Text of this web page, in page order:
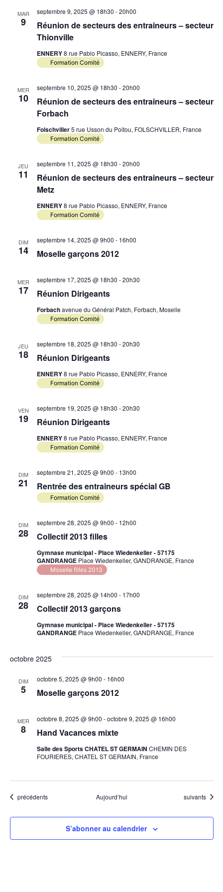
MAR
9
Réunion de secteurs des entraineurs – secteur
Thionville
septembre 9, 2025 @ 18h30 -20h00
ENNERY8 rue Pablo Picasso, ENNERY, France
Formation Comité
MER
10
Réunion de secteurs des entraineurs – secteur
Forbach
septembre 10, 2025 @ 18h30 -20h00
Folschviller5 rue Usson du Poitou, FOLSCHVILLER, France
Formation Comité
JEU
11
Réunion de secteurs des entraineurs – secteur
Metz
septembre 11, 2025 @ 18h30 -20h00
ENNERY8 rue Pablo Picasso, ENNERY, France
Formation Comité
DIM
14 Moselle garçons 2012
septembre 14, 2025 @ 9h00 - 16h00
MER
17 Réunion Dirigeants
septembre 17, 2025 @ 18h30 -20h30
Forbachavenue du Général Patch, Forbach, Moselle
Formation Comité
JEU
18 Réunion Dirigeants
septembre 18, 2025 @ 18h30 -20h30
ENNERY8 rue Pablo Picasso, ENNERY, France
Formation Comité
VEN
19 Réunion Dirigeants
septembre 19, 2025 @ 18h30 -20h30
ENNERY8 rue Pablo Picasso, ENNERY, France
Formation Comité
DIM
21 Rentrée des entraineurs spécial GB
septembre 21, 2025 @ 9h00 - 13h00
Formation Comité
DIM
28 Collectif 2013 filles
septembre 28, 2025 @ 9h00 - 12h00
Gymnase municipal - Place Wiedenkeller - 57175
GANDRANGE Place Wiedenkeller, GANDRANGE, France
Moselle filles 2013
DIM
28 Collectif 2013 garçons
septembre 28, 2025 @ 14h00 - 17h00
Gymnase municipal - Place Wiedenkeller - 57175
GANDRANGE Place Wiedenkeller, GANDRANGE, France
octobre 2025
DIM
5 Moselle garçons 2012
octobre 5, 2025 @ 9h00 - 16h00
MER
8 Hand Vacances mixte
octobre 8, 2025 @ 9h00 -octobre 9, 2025 @ 16h00
Salle des Sports CHATEL ST GERMAIN CHEMIN DES
FOURIERES, CHATEL ST GERMAIN, France
Évènements
précédents Aujourd’hui Évènements
suivants
S’abonner au calendrier